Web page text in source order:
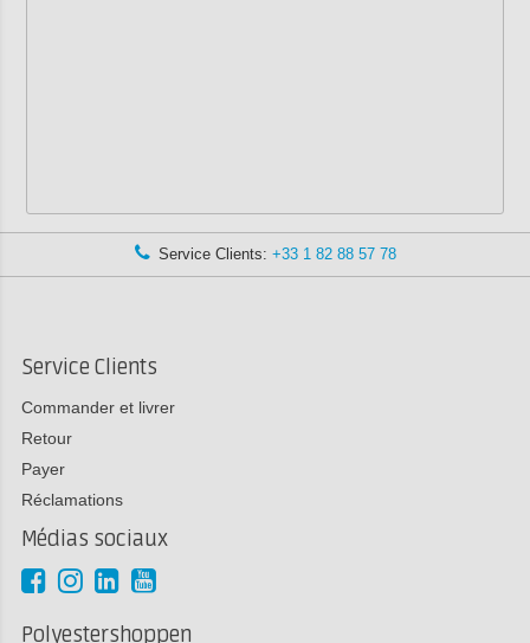
Service Clients: +33 1 82 88 57 78
Service Clients
Commander et livrer
Retour
Payer
Réclamations
Médias sociaux
Polyestershoppen